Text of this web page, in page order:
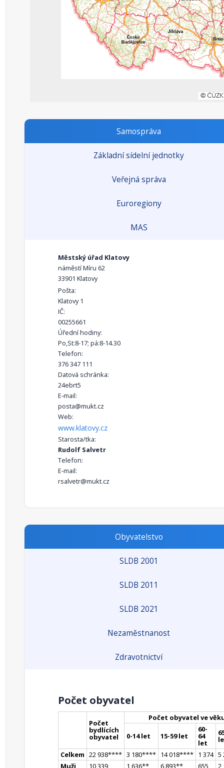
Samospráva
Základní sídelní jednotky
Veřejná správa
Euroregiony
MAS
Městský úřad Klatovy
náměstí Míru 62
33901 Klatovy
Pošta:
Klatovy 1
IČ:
00255661
Úřední hodiny:
Po,St:8-17; pá:8-14.30
Telefon:
376 347 111
Datová schránka:
24ebrt5
E-mail:
posta@mukt.cz
Web:
www.klatovy.cz
Starosta/tka:
Rudolf Salvetr
Telefon:
E-mail:
rsalvetr@mukt.cz
Obyvatelstvo
SLDB 2001
SLDB 2011
SLDB 2021
Nezaměstnanost
Zdravotnictví
Počet obyvatel
Počet
bydlících
obyvatel
Počet obyvatel ve
0-14 let 15-59 let
60-
64
let
Celkem 22 938**** 3 180**** 14 018**** 1 374 5
Muži
10 339 1 636** 6 893** 655 2